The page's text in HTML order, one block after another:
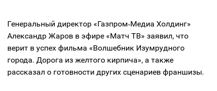
Генеральный директор «Газпром‑Медиа Холдинг»
Александр Жаров в эфире «Матч ТВ» заявил, что
верит в успех фильма «Волшебник Изумрудного
города. Дорога из желтого кирпича», а также
рассказал о готовности других сценариев франшизы.